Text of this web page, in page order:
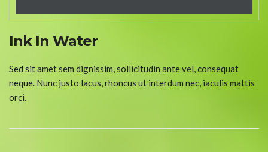
Ink In Water
Sed sit amet sem dignissim, sollicitudin ante vel, consequat
neque. Nunc justo lacus, rhoncus ut interdum nec, iaculis mattis
orci.